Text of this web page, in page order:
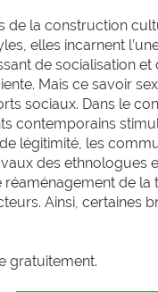
la construction
elles incarnent
de socialisation
Mais ce savoir
sociaux. Dans le
contemporains
légitimité, les
des ethnologues
de
Ainsi, certaines
gratuitement.